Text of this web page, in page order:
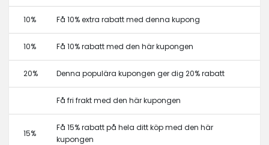
10% Få 10% extra rabatt med denna kupong
10% Få 10% rabatt med den här kupongen
20% Denna populära kupongen ger dig 20% rabatt
Få fri frakt med den här kupongen
15%
Få 15% rabatt på hela ditt köp med den här
kupongen